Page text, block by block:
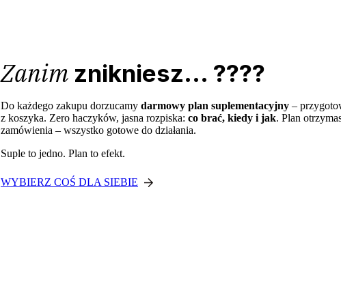
Zanim znikniesz... ????
Do każdego zakupu dorzucamy darmowy plan suplementacyjny –
z koszyka. Zero haczyków, jasna rozpiska: co brać, kiedy i jak. Plan
zamówienia – wszystko gotowe do działania.
Suple to jedno. Plan to efekt.
WYBIERZ COŚ DLA SIEBIE